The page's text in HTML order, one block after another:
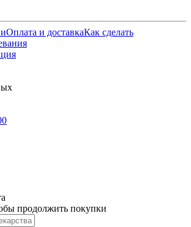
Оплата и доставкаКак сделать
продолжить покупки